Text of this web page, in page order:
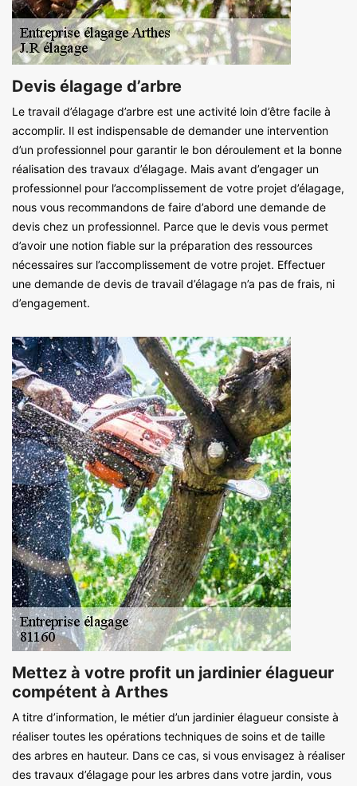
Devis élagage d’arbre
Le travail d’élagage d’arbre est une activité loin d’être facile à
accomplir. Il est indispensable de demander une intervention
d’un professionnel pour garantir le bon déroulement et la bonne
réalisation des travaux d’élagage. Mais avant d’engager un
professionnel pour l’accomplissement de votre projet d’élagage,
nous vous recommandons de faire d’abord une demande de
devis chez un professionnel. Parce que le devis vous permet
d’avoir une notion fiable sur la préparation des ressources
nécessaires sur l’accomplissement de votre projet. Effectuer
une demande de devis de travail d’élagage n’a pas de frais, ni
d’engagement.
Mettez à votre profit un jardinier élagueur
compétent à Arthes
A titre d’information, le métier d’un jardinier élagueur consiste à
réaliser toutes les opérations techniques de soins et de taille
des arbres en hauteur. Dans ce cas, si vous envisagez à réaliser
des travaux d’élagage pour les arbres dans votre jardin, vous